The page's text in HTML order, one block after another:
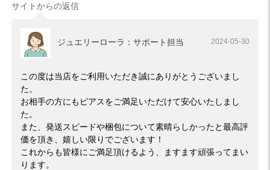
サイトからの返信
ジュエリーローラ：サポート担当 2024-05-30
この度は当店をご利用いただき誠にありがとうございまし
た。
お相手の方にもピアスをご満足いただけて安心いたしまし
た。
また、発送スピードや梱包について素晴らしかったと最高評
価を頂き、嬉しい限りでございます！
これからも皆様にご満足頂けるよう、ますます頑張ってまい
ります。